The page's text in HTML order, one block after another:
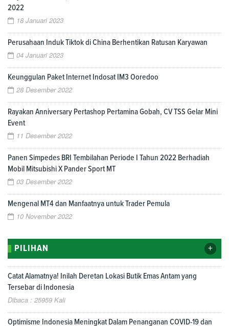
2022
18 Januari 2023
Perusahaan Induk Tiktok di China Berhentikan Ratusan Karyawan
04 Januari 2023
Keunggulan Paket Internet Indosat IM3 Ooredoo
28 Desember 2022
Rayakan Anniversary Pertashop Pertamina Gobah, CV TSS Gelar Mini
Event
11 Desember 2022
Panen Simpedes BRI Tembilahan Periode I Tahun 2022 Berhadiah
Mobil Mitsubishi X Pander Sport MT
03 Desember 2022
Mengenal MT4 dan Manfaatnya untuk Trader Pemula
10 November 2022
PILIHAN +
Catat Alamatnya! Inilah Deretan Lokasi Butik Emas Antam yang
Tersebar di Indonesia
Dibaca : 25959 Kali
Optimisme Indonesia Meningkat Dalam Penanganan COVID-19 dan